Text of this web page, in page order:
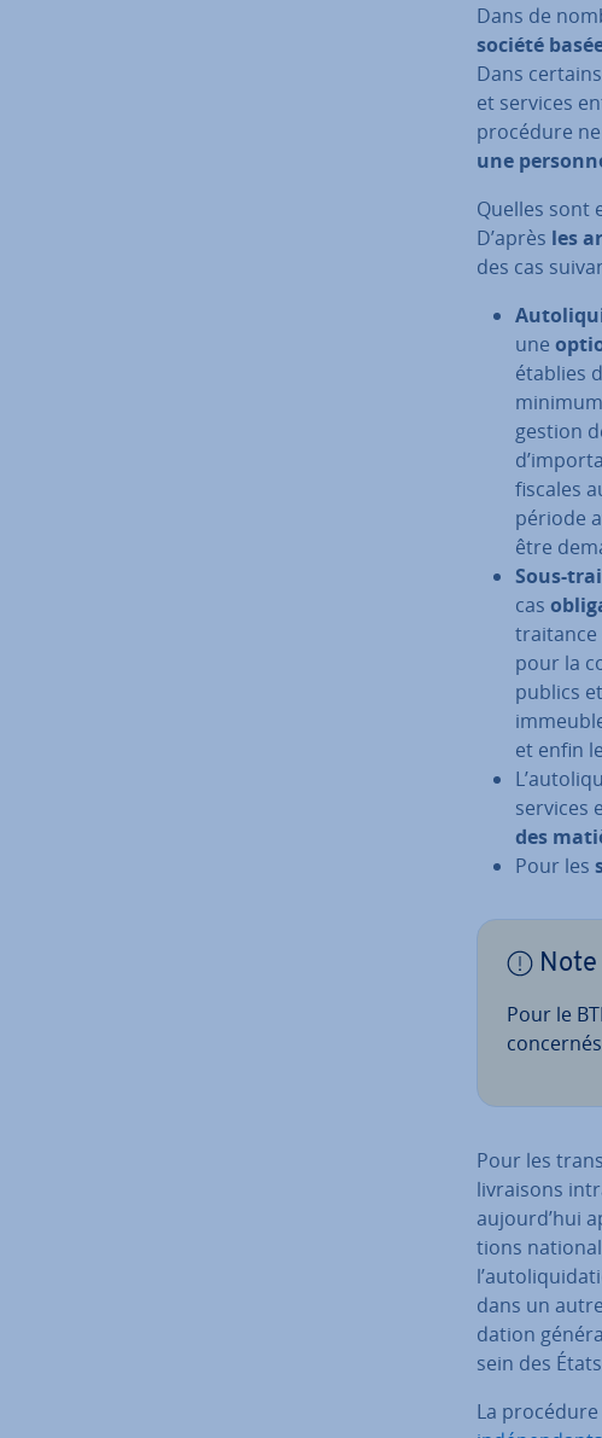
Dans de
société
Dans
et services
procédure
une
Quelles sont
D’après les
des cas
une
établies
gestion
fiscales
période
être
Sous-
cas
traitance
pour la
publics
et enfin
services
des
Pour les
Note
Pour le
Pour les
li­vrai­sons
aujourd’hui
tions
dans un
da­tion
sein des
La